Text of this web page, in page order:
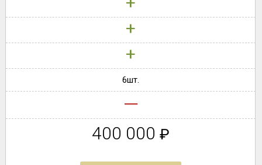
+
+
6шт.
‒
400 000 ₽